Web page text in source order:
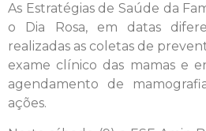
As Estratégias de Saúde da
o Dia Rosa, em datas
realizadas as coletas de
exame clínico das mamas e
agendamento de
ações.